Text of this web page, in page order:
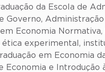
da Escola de
Governo,
Economia
ética experimental,
em Economia
Economia e Introdução